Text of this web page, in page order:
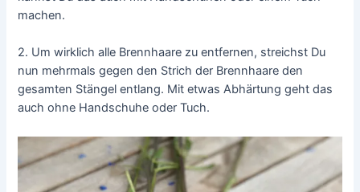
machen.
2. Um wirklich alle Brennhaare zu entfernen, streichst Du
nun mehrmals gegen den Strich der Brennhaare den
gesamten Stängel entlang. Mit etwas Abhärtung geht das
auch ohne Handschuhe oder Tuch.